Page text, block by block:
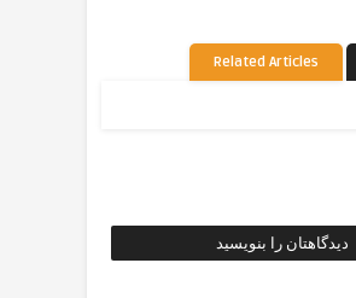
Related Articles
دیدگاهتان را بنویسید